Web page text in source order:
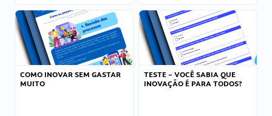
COMO INOVAR SEM GASTAR
MUITO
TESTE – VOCÊ SABIA QUE
INOVAÇÃO É PARA TODOS?